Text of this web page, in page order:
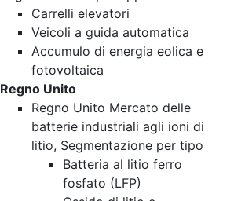
Carrelli elevatori
Veicoli a guida automatica
Accumulo di energia eolica e
fotovoltaica
Regno Unito
Regno Unito Mercato delle
batterie industriali agli ioni di
litio, Segmentazione per tipo
Batteria al litio ferro
fosfato (LFP)